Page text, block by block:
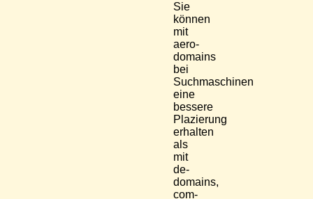
Sie
können
mit
aero-
domains
bei
Suchmaschinen
eine
bessere
Plazierung
erhalten
als
mit
de-
domains,
com-